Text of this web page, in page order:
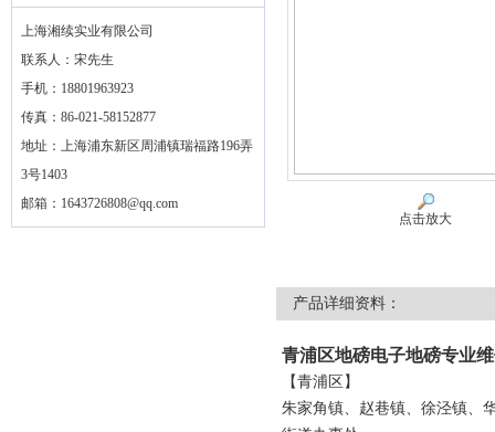
上海湘续实业有限公司
联系人：宋先生
手机：18801963923
传真：86-021-58152877
地址：上海浦东新区周浦镇瑞福路196弄
3号1403
邮箱： 1643726808@qq.com
点击放大
产品详细资料：
青浦区地磅电子地磅专业
【青浦区】
朱家角镇、赵巷镇、徐泾镇、